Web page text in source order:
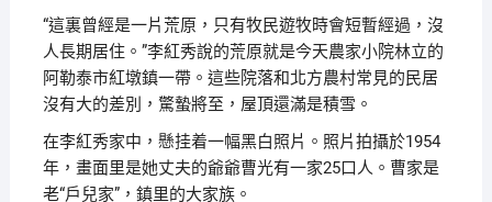
“這裏曾經是一片荒原，只有牧民遊牧時會短暫經過，沒
人長期居住。”李紅秀說的荒原就是今天農家小院林立的
阿勒泰市紅墩鎮一帶。這些院落和北方農村常見的民居
沒有大的差別，驚蟄將至，屋頂還滿是積雪。
在李紅秀家中，懸挂着一幅黑白照片。照片拍攝於1954
年，畫面里是她丈夫的爺爺曹光有一家25口人。曹家是
老“戶兒家”，鎮里的大家族。